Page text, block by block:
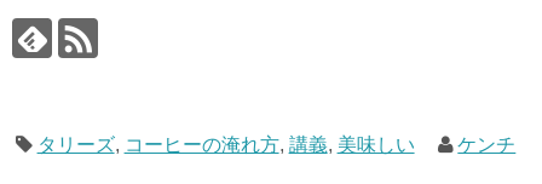
タリーズ, コーヒーの淹れ方, 講義, 美味しい ケンチ